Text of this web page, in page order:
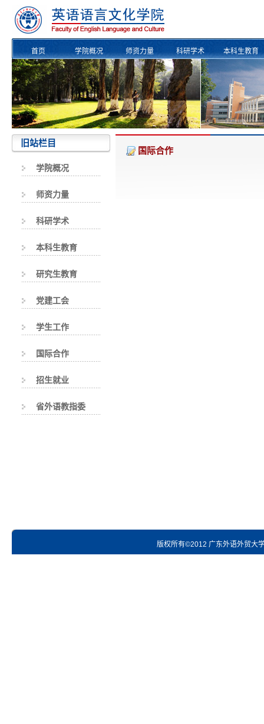
首页 学院概况 师资力量 科研学术 本科生教育
校友风采
旧站栏目
学院概况
师资力量
科研学术
本科生教育
研究生教育
党建工会
学生工作
国际合作
招生就业
省外语教指委
国际合作
版权所有©2012 广东外语外贸大